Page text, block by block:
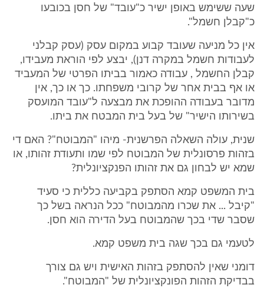
שעה ששימש באופן ישיר כ"עובד" של חסן בכובעו
כ"קבלן חשמל".
אין כל מניעה שעובד קבוע במקום עסק (עסק קבלני
לעבודות חשמל במקרה דנן), יבצע לפי הוראת מעבידו,
קבלן החשמל , עבודה כאמור בביתו הפרטי של המעביד
או אף בבית אחר של קרובי משפחתו. כך או כך, אין
מדובר בעבודה ההופכת את מבצעה ל"עובד המועסק
בשירותו הישיר" של בעל בית המבטח את ביתו.
שנית, עולה השאלה הפרשנית- מיהו "המבוטח"? האם די
בזהות פרסונלית של המבוטח לפי שמו ותעודת זהותו, או
שמא יש לבחון גם את זהותו הפנקציונלית?
בית המשפט קמא הסתפק בקביעה כללית כי סעיד
"קיבל ... את שכרו מהמבוטח" ככל הנראה בשל כך
שסבר שדי בכך שהמבוטח בעל הדירה הוא חסן.
לטעמי גם בכך שגה בית משפט קמא.
דומני שאין להסתפק בזהות האישית ויש גם צורך
בבדיקת הזהות הפונקציונלית של "המבוטח".